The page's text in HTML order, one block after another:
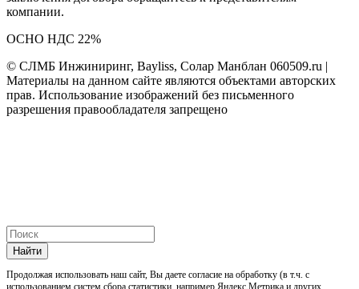
компании.
ОСНО НДС 22%
© СЛМБ Инжиниринг, Bayliss, Солар Манблан 060509.ru |
Материалы на данном сайте являются объектами авторских
прав. Использование изображений без письменного
разрешения правообладателя запрещено
Найти
Продолжая использовать наш cайт, Вы даете согласие на обработку (в т.ч. с
использованием систем сбора статистики, например Яндекс.Метрика и других